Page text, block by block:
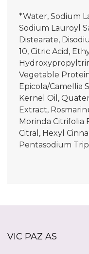
*Water, Sodium
Sodium Lauroyl
Distearate,
10, Citric Acid,
Vegetable
Epicola/Camellia
Kernel Oil,
Extract,
Morinda Citrifolia
Citral, Hexyl
Pentasodium
VIC PAZ AS